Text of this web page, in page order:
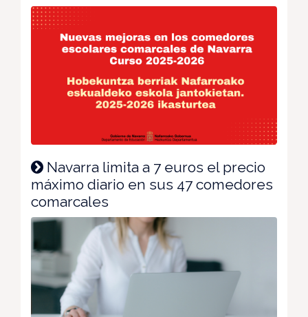
Navarra limita a 7 euros el precio
máximo diario en sus 47 comedores
comarcales